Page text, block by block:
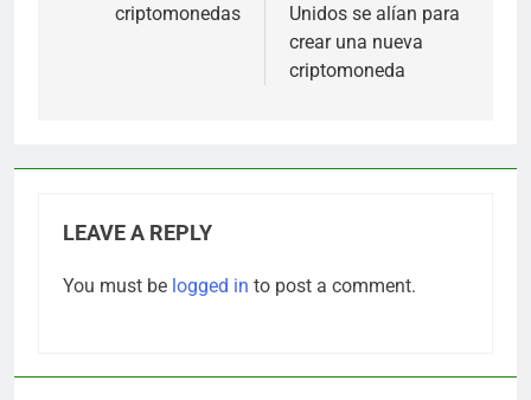
criptomonedas
Unidos se alían para
crear una nueva
criptomoneda
LEAVE A REPLY
You must be logged in to post a comment.